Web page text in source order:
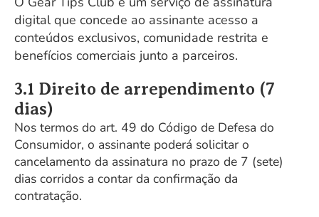
digital que concede ao assinante acesso a
conteúdos exclusivos, comunidade restrita e
benefícios comerciais junto a parceiros.
3.1 Direito de arrependimento (7
dias)
Nos termos do art. 49 do Código de Defesa do
Consumidor, o assinante poderá solicitar o
cancelamento da assinatura no prazo de 7 (sete)
dias corridos a contar da confirmação da
contratação.